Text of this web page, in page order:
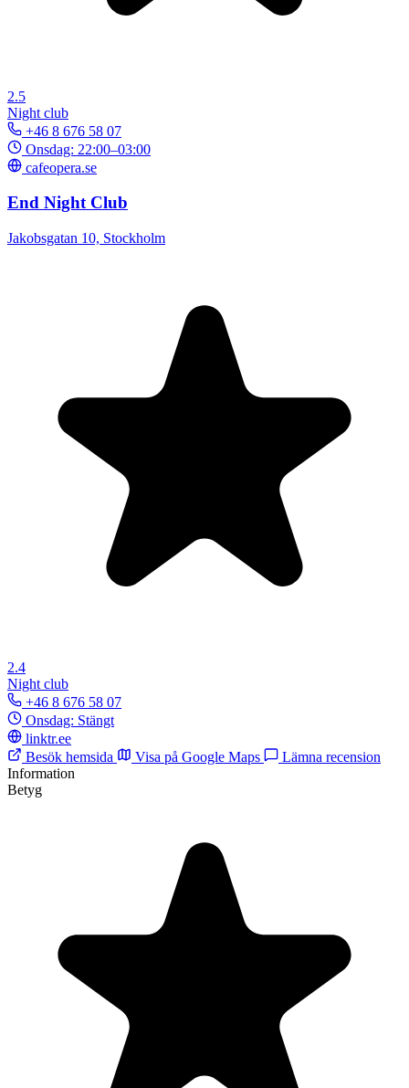
2.5
Night club
+46 8 676 58 07
Onsdag: 22:00–03:00
cafeopera.se
End Night Club
Jakobsgatan 10, Stockholm
2.4
Night club
+46 8 676 58 07
Onsdag: Stängt
linktr.ee
Besök hemsida
Visa på Google Maps
Lämna recension
Information
Betyg